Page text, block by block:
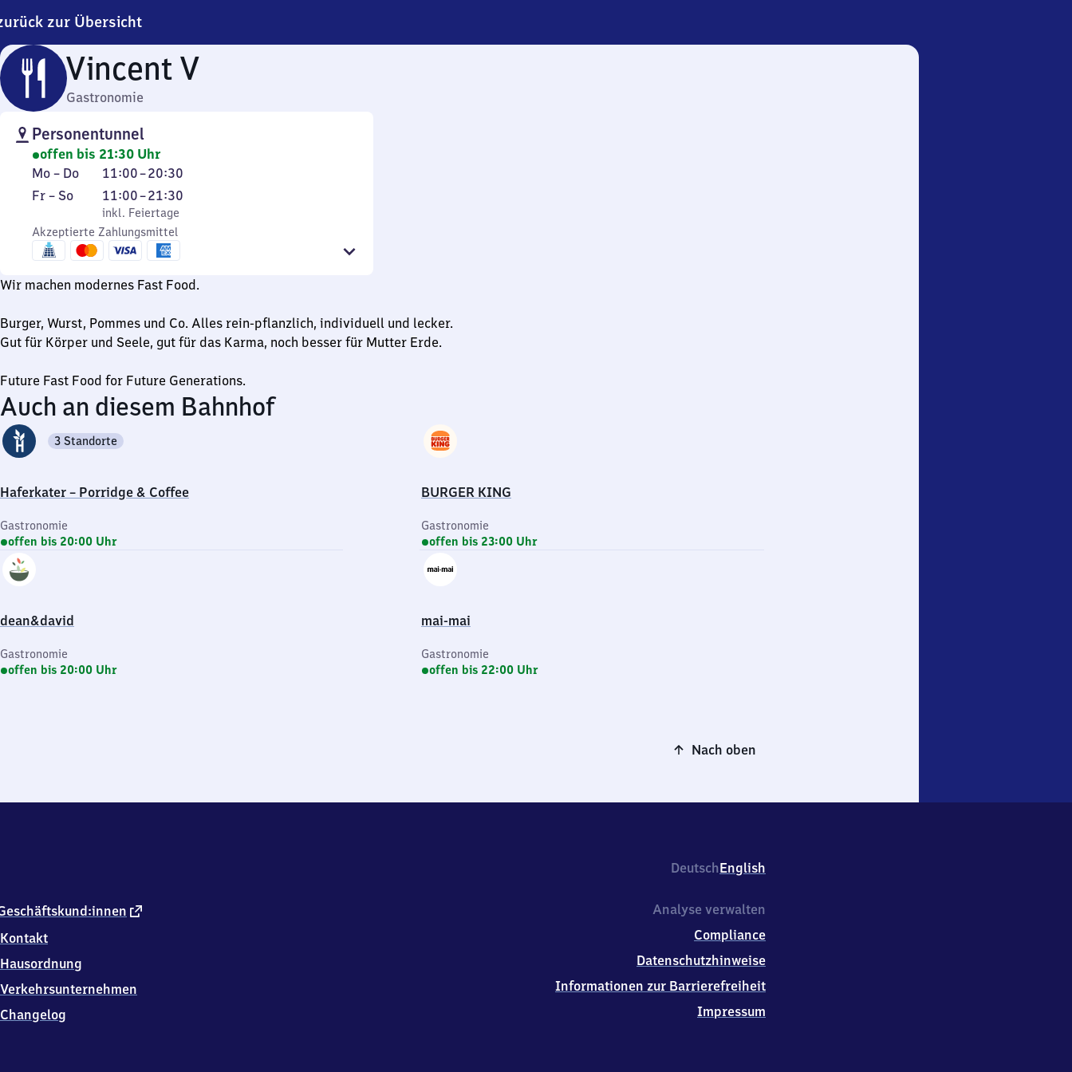
zur Übersicht
Vincent V
Gastronomie
Personentunnel
offen bis 21:30 Uhr
Montag
bis
Mo – Do 11:00–20:30
Von
11
Uhr
bis
20
30
Freitag
Sonntag
Fr – So,
inkl. Feiertage
11:00–21:30
Von
11
Uhr
bis
Uhr
inkl. Feiertage
Akzeptierte Zahlungsmittel
Wir machen modernes Fast Food.
Burger, Wurst, Pommes und Co. Alles rein-pflanzlich, individuell und lecker.
Gut für Körper und Seele, gut für das Karma, noch besser für Mutter Erde.
Future Fast Food for Future Generations.
Auch an diesem Bahnhof
Haferkater – Porridge & Coffee
3 Standorte
Gastronomie
offen bis 20:00 Uhr
BURGER KING
Gastronomie
offen bis 23:00 Uhr
dean&david
Gastronomie
offen bis 20:00 Uhr
mai-mai
Gastronomie
offen bis 22:00 Uhr
Nach oben
DeutschEnglish
externer
Kontakt
Hausordnung
Verkehrsunternehmen
Changelog
Analyse verwalten
Compliance
Datenschutzhinweise
Informationen zur Barrierefreiheit
Impressum